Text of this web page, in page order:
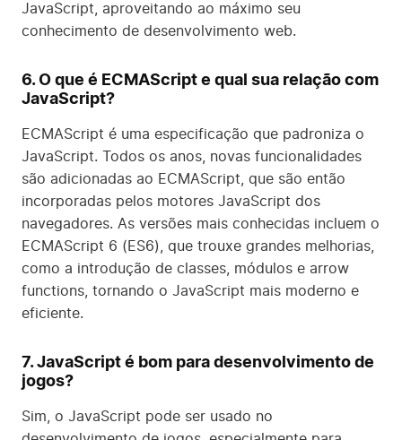
JavaScript, aproveitando ao máximo seu
conhecimento de desenvolvimento web.
6. O que é ECMAScript e qual sua relação com
JavaScript?
ECMAScript é uma especificação que padroniza o
JavaScript. Todos os anos, novas funcionalidades
são adicionadas ao ECMAScript, que são então
incorporadas pelos motores JavaScript dos
navegadores. As versões mais conhecidas incluem o
ECMAScript 6 (ES6), que trouxe grandes melhorias,
como a introdução de classes, módulos e arrow
functions, tornando o JavaScript mais moderno e
eficiente.
7. JavaScript é bom para desenvolvimento de
jogos?
Sim, o JavaScript pode ser usado no